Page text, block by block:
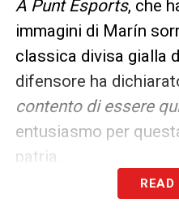
A Punt Esports, che
immagini di Marín
classica divisa gialla
difensore ha
contento di essere
entusiasmo per
patria.
I dettagli
READ